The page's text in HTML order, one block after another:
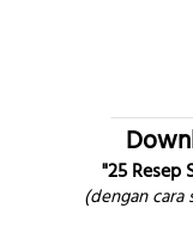
"25 Resep
(dengan cara